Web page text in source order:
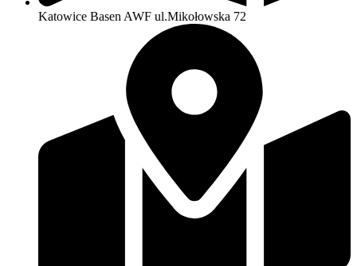
Katowice Basen AWF ul.Mikołowska 72